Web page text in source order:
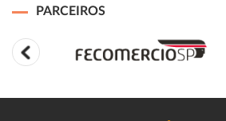
PARCEIROS